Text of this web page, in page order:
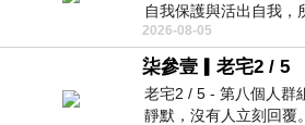
自我保護與活出自我，
的平衡。 核心解讀與看
2026-08-05
柒參壹▎老宅2 / 5
老宅2 / 5 - 第八個人群
靜默，沒有人立刻回覆